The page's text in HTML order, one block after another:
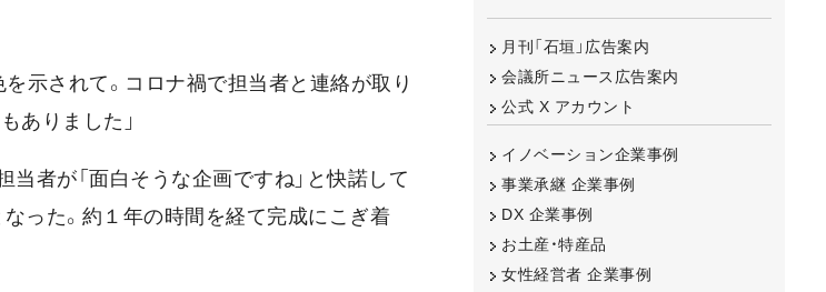
示されて。コロナ禍で担当者と連絡が取り
ありました」
者が「面白そうな企画ですね」と快諾して
なった。約１年の時間を経て完成にこぎ着
月刊「石垣」広告案内
会議所ニュース広告案内
公式 X アカウント
イノベーション企業事例
事業承継 企業事例
DX 企業事例
お土産・特産品
女性経営者 企業事例